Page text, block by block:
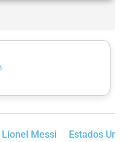
Lionel Messi Estados